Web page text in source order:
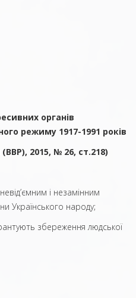
органів
режиму 1917-1991 років
2015, № 26, ст.218)
і незамінним
Українського народу;
збереження людської